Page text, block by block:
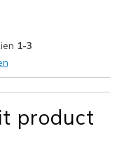
1-3
product